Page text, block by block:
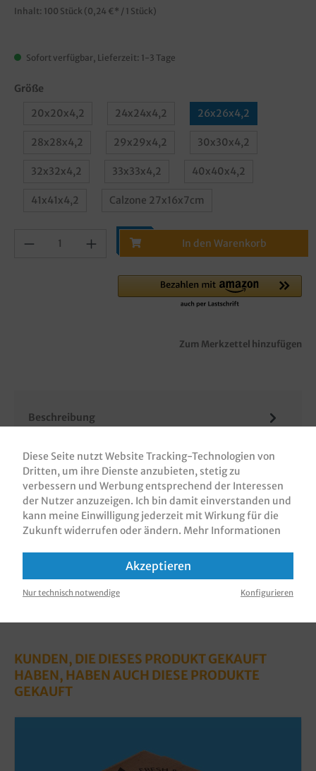
Inhalt: 100 Stück (0,24 €* / 1 Stück)
Sofort verfügbar, Lieferzeit: 1-3 Tage
Größe
20x20x4,2
24x24x4,2 26x26x4,2
28x28x4,2 29x29x4,2 30x30x4,2
32x32x4,2 33x33x4,2 40x40x4,2
41x41x4,2 Calzone 27x16x7cm
In den Warenkorb
Zum Merkzettel hinzufügen
Beschreibung
Take away Karton, braun, Kraft/Kraft, NYC, 4cm
hoch, 100 Stück in VE, ve…Mehr
Bewertungen
Informationen zur Produktsicherheit
KUNDEN, DIE DIESES PRODUKT GEKAUFT
HABEN, HABEN AUCH DIESE PRODUKTE
GEKAUFT
Diese Seite nutzt Website Tracking-Technologien von
Dritten, um ihre Dienste anzubieten, stetig zu
verbessern und Werbung entsprechend der Interessen
der Nutzer anzuzeigen. Ich bin damit einverstanden und
kann meine Einwilligung jederzeit mit Wirkung für die
Zukunft widerrufen oder ändern. Mehr Informationen
Akzeptieren
Nur technisch notwendige Konfigurieren